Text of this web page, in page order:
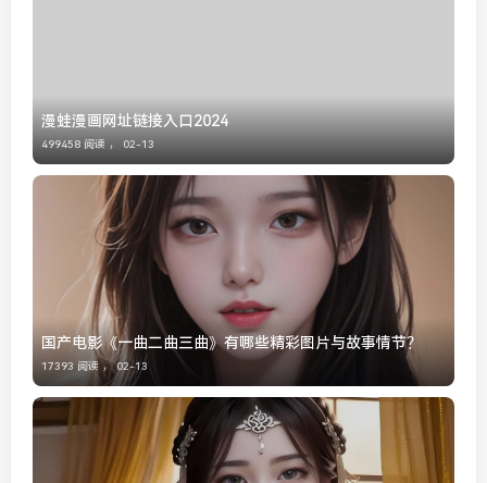
漫蛙漫画网址链接入口2024
499458 阅读 ， 02-13
国产电影《一曲二曲三曲》有哪些精彩图片与故事情节？
17393 阅读 ， 02-13